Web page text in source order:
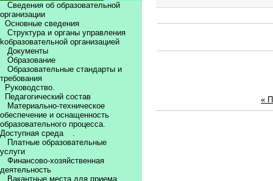
Сведения об образовательной
организации
Основные сведения
Структура и органы управления
kобразовательной организацией
Документы
Образование
Образовательные стандарты и
требования
Руководство.
Педагогический состав
Материально-техническое
обеспечение и оснащенность
образовательного процесса.
Доступная среда
.
Платные образовательные
услуги
Финансово-хозяйственная
деятельность
Вакантные места для приема
«